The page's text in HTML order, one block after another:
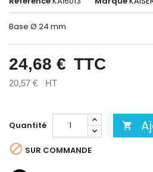
Base Ø 24 mm
24,68 € TTC
20,57 € HT
Quantité 
 SUR COMMANDE